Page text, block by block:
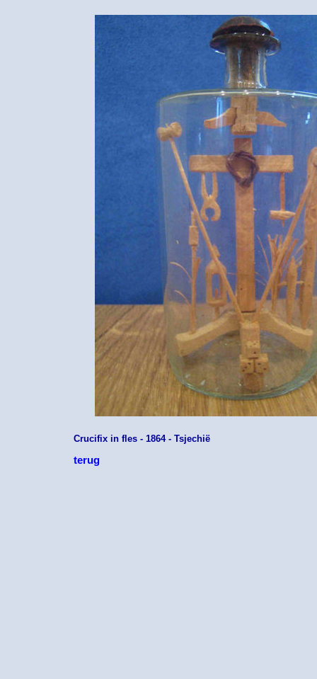
Crucifix in fles - 1864 - Tsjechië
terug